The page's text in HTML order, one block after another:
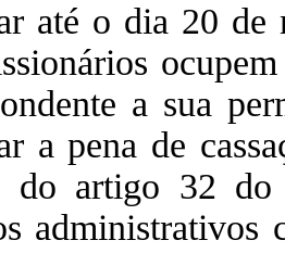
até o dia 20 de
a sua
a pena de
do artigo 32
administrativos